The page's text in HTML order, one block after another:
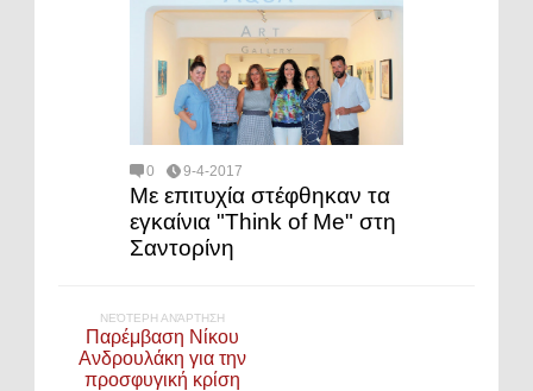
0 9-4-2017
Με επιτυχία στέφθηκαν τα
εγκαίνια "Think of Me" στη
Σαντορίνη
ΝΕΌΤΕΡΗ ΑΝΆΡΤΗΣΗ
Παρέμβαση Νίκου
Ανδρουλάκη για την
προσφυγική κρίση